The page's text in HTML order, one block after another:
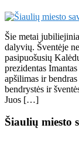
Šie metai
dalyvių. Šventėje
pasipuošusių
prezidentas
apšilimas ir
bendrystės ir
Juos […]
Šiaulių miesto